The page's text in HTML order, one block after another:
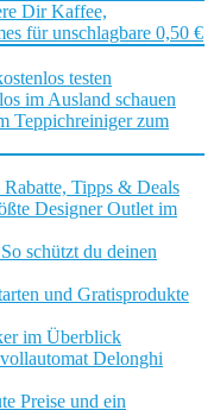
Dir Kaffee,
für unschlagbare 0,50 €
testen
im Ausland schauen
Teppichreiniger zum
Tipps & Deals
Designer Outlet im
schützt du deinen
und Gratisprodukte
im Überblick
Delonghi
Preise und ein